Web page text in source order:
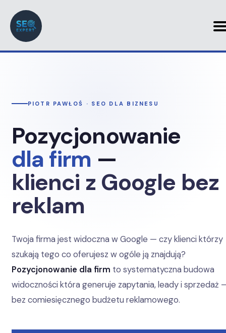
PIOTR PAWŁOŚ · SEO DLA BIZNESU
Pozycjonowanie
dla firm —
klienci z Google bez
reklam
Twoja firma jest widoczna w Google — czy klienci którzy
szukają tego co oferujesz w ogóle ją znajdują?
Pozycjonowanie dla firm to systematyczna budowa
widoczności która generuje zapytania, leady i sprzedaż
bez comiesięcznego budżetu reklamowego.